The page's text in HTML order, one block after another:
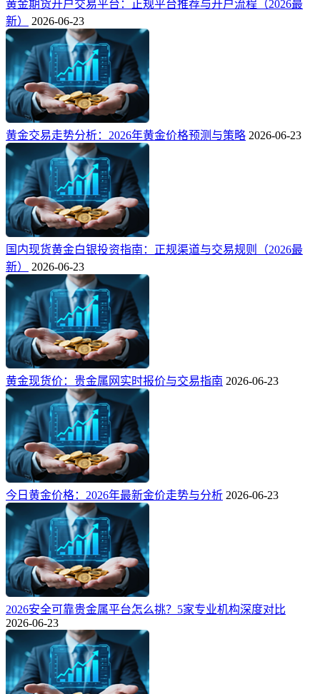
黄金期货开户交易平台：正规平台推荐与开户流程（2026最
新）
2026-06-23
黄金交易走势分析：2026年黄金价格预测与策略 2026-06-23
国内现货黄金白银投资指南：正规渠道与交易规则（2026最
新）
2026-06-23
黄金现货价：贵金属网实时报价与交易指南 2026-06-23
今日黄金价格：2026年最新金价走势与分析 2026-06-23
2026安全可靠贵金属平台怎么挑？5家专业机构深度对比
2026-06-23